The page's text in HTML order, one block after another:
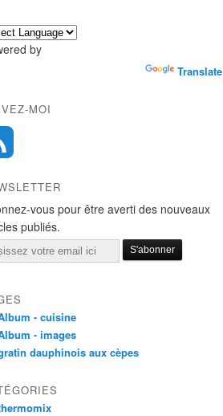
by
Translate
MOI
vous pour être averti des nouveaux
publiés.
- cuisine
- images
dauphinois aux cèpes